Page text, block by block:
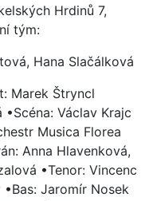
Hrdinů 7,
tým:
Hana Slačálková
Marek Štryncl
Václav Krajc
Musica Florea
Anna Hlavenková,
•Tenor: Vincenc
Jaromír Nosek